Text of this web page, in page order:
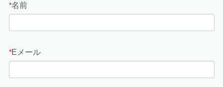
*名前
*Eメール